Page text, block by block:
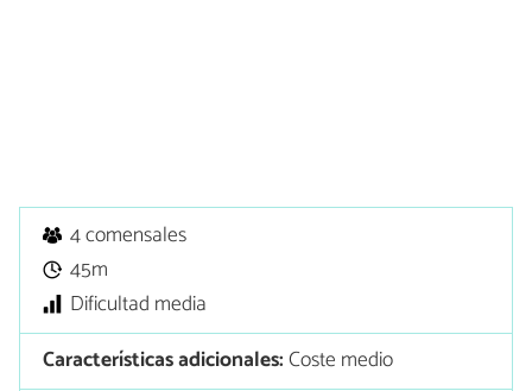
4 comensales
45m
Dificultad media
Características adicionales:Coste medio